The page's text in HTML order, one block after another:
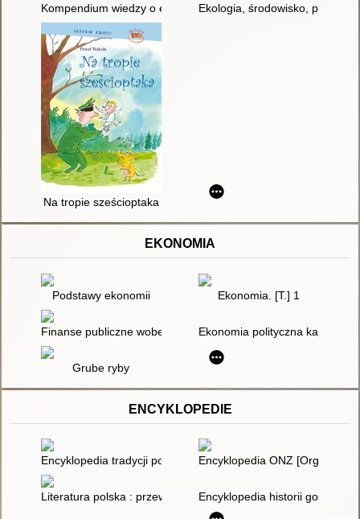
Kompendium wiedzy o ekologii Ekologia, środowisko,
Na tropie sześcioptaka
EKONOMIA
Podstawy ekonomii Ekonomia. [T.] 1
Finanse publiczne wobec wyzwań globalizacji
Ekonomia polityczna
Grube ryby
ENCYKLOPEDIE
Encyklopedia tradycji polskich Encyklopedia ONZ
Literatura polska : przewodnik encyklopedyczny. T. 2,
Encyklopedia historii